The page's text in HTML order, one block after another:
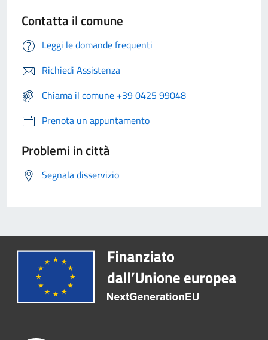
Contatta il comune
Leggi le domande frequenti
Richiedi Assistenza
Chiama il comune +39 0425 99048
Prenota un appuntamento
Problemi in città
Segnala disservizio